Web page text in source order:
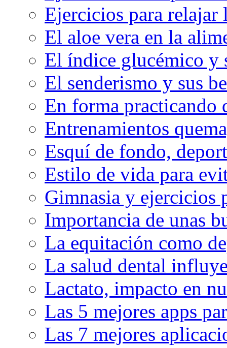
Ejercicios para relajar
El aloe vera en la
El índice glucémico y
El senderismo y sus
En forma practicando
Entrenamientos
Esquí de fondo,
Estilo de vida para
Gimnasia y ejercicios
Importancia de unas
La equitación como
La salud dental
Lactato, impacto en
Las 5 mejores apps
Las 7 mejores